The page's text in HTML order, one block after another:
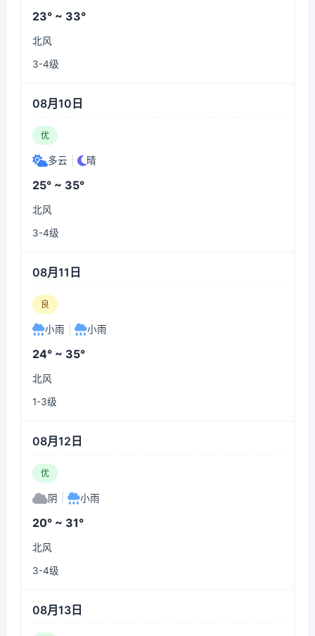
23° ~ 33°
北风
3-4级
08月10日
优
多云 晴
25° ~ 35°
北风
3-4级
08月11日
良
小雨 小雨
24° ~ 35°
北风
1-3级
08月12日
优
阴 小雨
20° ~ 31°
北风
3-4级
08月13日